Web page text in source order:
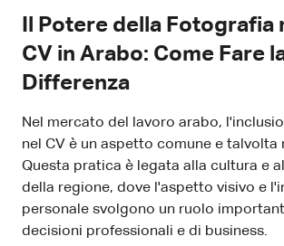
Il Potere della Fotografia
CV in Arabo: Come Fare
Differenza
Nel mercato del lavoro arabo,
nel CV è un aspetto comune e talvolta
Questa pratica è legata alla cultura e
della regione, dove l'aspetto visivo e
personale svolgono un ruolo
decisioni professionali e di business.